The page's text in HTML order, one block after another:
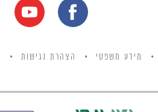
מידע משפטי הצהרת נגישות